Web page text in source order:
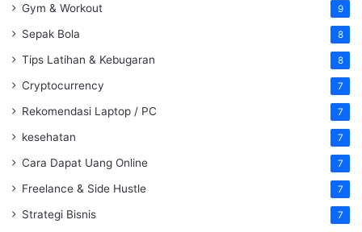
Gym & Workout 9
Sepak Bola 8
Tips Latihan & Kebugaran 8
Cryptocurrency 7
Rekomendasi Laptop / PC 7
kesehatan 7
Cara Dapat Uang Online 7
Freelance & Side Hustle 7
Strategi Bisnis 7